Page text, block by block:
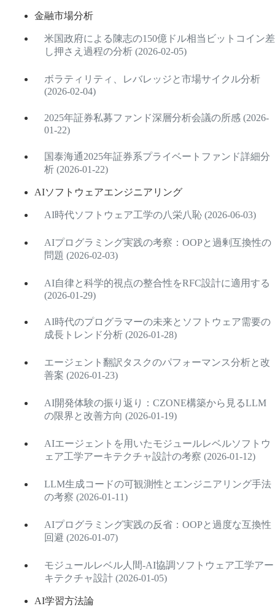
金融市場分析
米国政府による陳志の150億ドル相当ビットコイン差
し押さえ過程の分析 (2026-02-05)
ボラティリティ、レバレッジと市場サイクル分析
(2026-02-04)
2025年証券私募ファンド深層分析会議の所感 (2026-
01-22)
国泰海通2025年証券系プライベートファンド詳細分
析 (2026-01-22)
AIソフトウェアエンジニアリング
AI時代ソフトウェア工学の八栄八恥 (2026-06-03)
AIプログラミング実践の考察：OOPと過剰互換性の
問題 (2026-02-03)
AI自律と科学的視点の整合性をRFC設計に適用する
(2026-01-29)
AI時代のプログラマーの未来とソフトウェア需要の
成長トレンド分析 (2026-01-28)
エージェント翻訳タスクのパフォーマンス分析と改
善案 (2026-01-23)
AI開発体験の振り返り：CZONE構築から見るLLM
の限界と改善方向 (2026-01-19)
AIエージェントを用いたモジュールレベルソフトウ
ェア工学アーキテクチャ設計の考察 (2026-01-12)
LLM生成コードの可観測性とエンジニアリング手法
の考察 (2026-01-11)
AIプログラミング実践の反省：OOPと過度な互換性
回避 (2026-01-07)
モジュールレベル人間-AI協調ソフトウェア工学アー
キテクチャ設計 (2026-01-05)
AI学習方法論